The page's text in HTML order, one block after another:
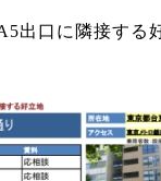
出口に隣接する